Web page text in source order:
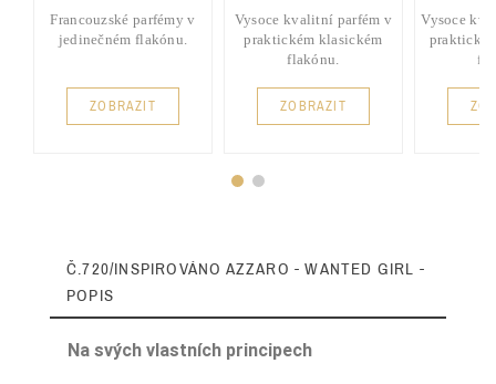
Francouzské parfémy v
jedinečném flakónu.
ZOBRAZIT
Vysoce kvalitní parfém v
praktickém klasickém
flakónu.
ZOBRAZIT
Vysoce
Č.720/INSPIROVÁNO AZZARO - WANTED GIRL -
POPIS
Na svých vlastních principech